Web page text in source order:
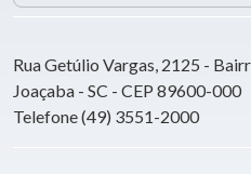
Rua Getúlio Vargas, 2125 -
Joaçaba - SC - CEP 89600-000
Telefone (49) 3551-2000